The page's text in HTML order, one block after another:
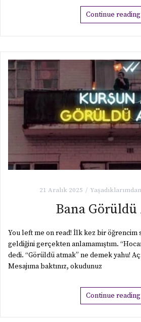
özgeçmişi, eser listesi ve fotoğraflarından
21 Aralık 2025
Bana Görüldü
You left me on read! İlk kez bir öğrencim
geldiğini gerçekten anlamamıştım.
Mesajıma baktınız, okudunuz